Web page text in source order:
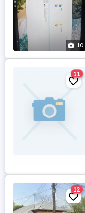
10
11
12